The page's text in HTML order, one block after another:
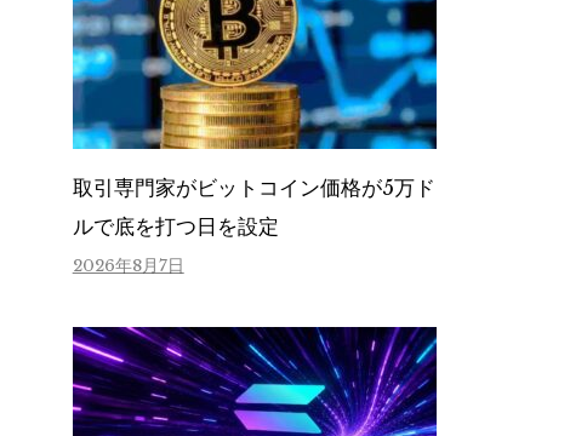
取引専門家がビットコイン価格が5万ド
ルで底を打つ日を設定
2026年8月7日